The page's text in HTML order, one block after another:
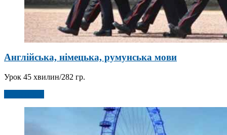
Англійська, німецька, румунська мови
Урок 45 хвилин/282 гр.